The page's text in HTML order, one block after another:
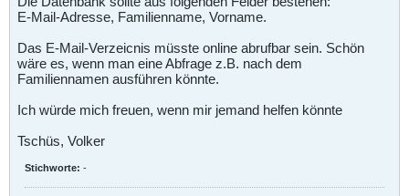
E-Mail-Adresse, Familienname, Vorname.
Das E-Mail-Verzeicnis müsste online abrufbar sein. Schön
wäre es, wenn man eine Abfrage z.B. nach dem
Familiennamen ausführen könnte.
Ich würde mich freuen, wenn mir jemand helfen könnte
Tschüs, Volker
Stichworte: -